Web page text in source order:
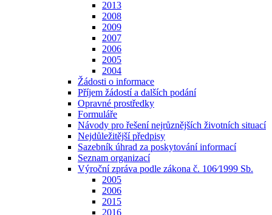
2013
2008
2009
2007
2006
2005
2004
Žádosti o informace
Příjem žádostí a dalších podání
Opravné prostředky
Formuláře
Návody pro řešení nejrůznějších životních situací
Nejdůležitější předpisy
Sazebník úhrad za poskytování informací
Seznam organizací
Výroční zpráva podle zákona č. 106⁄1999 Sb.
2005
2006
2015
2016